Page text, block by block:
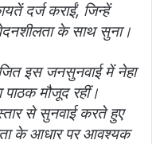
दर्ज कराईं, जिन्हें
के साथ सुना।
इस जनसुनवाई में नेहा
पाठक मौजूद रहीं।
से सुनवाई करते हुए
के आधार पर आवश्यक